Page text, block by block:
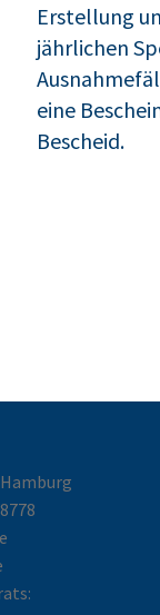
Erstellung
jährlichen
eine
Bescheid.